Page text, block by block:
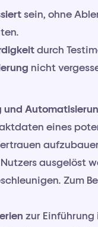
sein, ohne
durch
nicht
und
eines
ausgelöst
Zum
zur